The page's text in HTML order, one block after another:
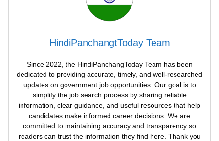
HindiPanchangtToday Team
Since 2022, the HindiPanchangToday Team has been
dedicated to providing accurate, timely, and well-researched
updates on government job opportunities. Our goal is to
simplify the job search process by sharing reliable
information, clear guidance, and useful resources that help
candidates make informed career decisions. We are
committed to maintaining accuracy and transparency so
readers can trust the information they find here. Thank you